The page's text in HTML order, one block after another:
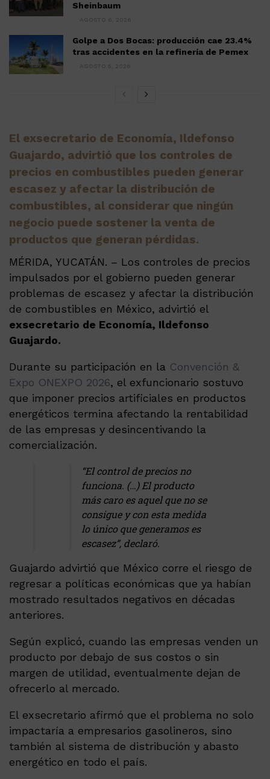
Sheinbaum
AGOSTO 6, 2026
Golpe a Dos Bocas: producción cae 23.4%
tras accidentes en la refinería de Pemex
AGOSTO 5, 2026
El exsecretario de Economía, Ildefonso
Guajardo, advirtió que los controles de
precios en combustibles pueden generar
escasez y afectar la distribución de
combustibles, al considerar que ningún
negocio puede sostener la venta de
productos que generan pérdidas.
MÉRIDA, YUCATÁN. – Los controles de precios
impulsados por el gobierno pueden generar
problemas de escasez y afectar la distribución
de combustibles en México, advirtió el
exsecretario de Economía, Ildefonso
Guajardo.
Durante su participación en la Convención &
Expo ONEXPO 2026, el exfuncionario sostuvo
que imponer precios artificiales en productos
energéticos termina afectando la rentabilidad
de las empresas y desincentivando la
comercialización.
“El control de precios no
funciona. (…) El producto
más caro es aquel que no se
consigue y con esta medida
lo único que generamos es
escasez”, declaró.
Guajardo advirtió que México corre el riesgo de
regresar a políticas económicas que ya habían
mostrado resultados negativos en décadas
anteriores.
Según explicó, cuando las empresas venden un
producto por debajo de sus costos o sin
margen de utilidad, eventualmente dejan de
ofrecerlo al mercado.
El exsecretario afirmó que el problema no solo
impactaría a empresarios gasolineros, sino
también al sistema de distribución y abasto
energético en todo el país.